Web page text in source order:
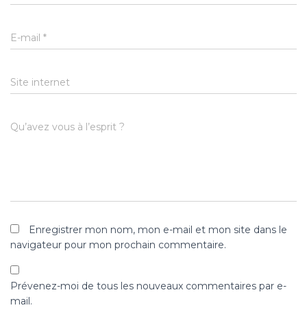
E-mail *
Site internet
Qu’avez vous à l’esprit ?
Enregistrer mon nom, mon e-mail et mon site dans le
navigateur pour mon prochain commentaire.
Prévenez-moi de tous les nouveaux commentaires par e-
mail.